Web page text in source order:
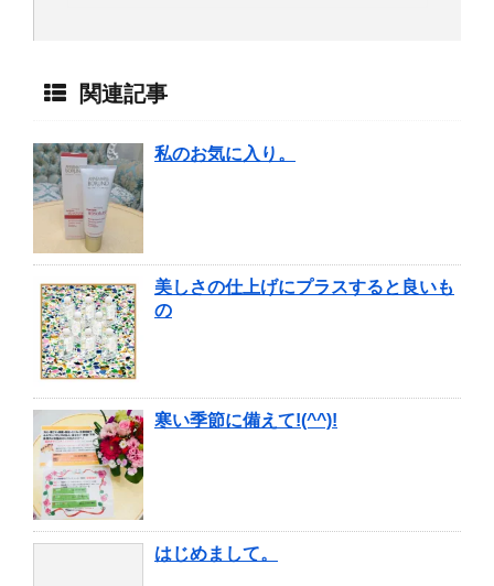
関連記事
私のお気に入り。
美しさの仕上げにプラスすると良いも
の
寒い季節に備えて!(^^)!
はじめまして。